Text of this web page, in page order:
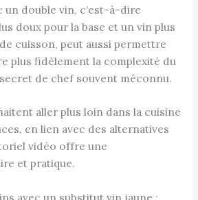
un double vin, c’est-à-dire
doux pour la base et un vin plus
cuisson, peut aussi permettre
plus fidèlement la complexité du
de chef souvent méconnu.
aller plus loin dans la cuisine
en lien avec des alternatives
vidéo offre une
et pratique.